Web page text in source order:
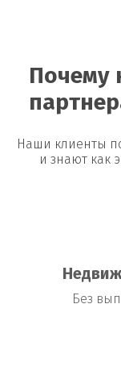
Возможные
Утрата
договора
Повышение
предусмотрено
изменения общих
Почему
Наши клиенты
и знают как
Без